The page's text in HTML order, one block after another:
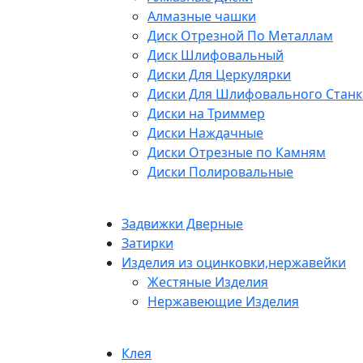
Алмазные чашки
Диск Отрезной По Металлам
Диск Шлифовальный
Диски Для Церкулярки
Диски Для Шлифовального
Диски на Триммер
Диски Наждачные
Диски Отрезные по Камням
Диски Полировальные
Задвижки Дверные
Затирки
Изделия из оцинковки,нержавейки
Жестяные Изделия
Нержавеющие Изделия
Клея